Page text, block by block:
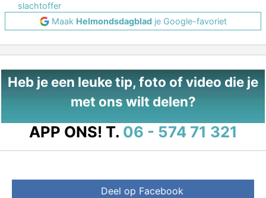
slachtoffer
Maak Helmondsdagbladje Google-favoriet
Heb je een leuke tip, foto of video die je
met ons wilt delen?
APP ONS! T. 06 - 574 71 321
Deel op Facebook